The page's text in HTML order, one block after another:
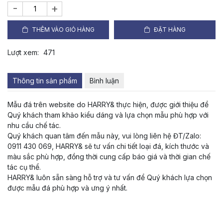
- +
THÊM VÀO GIỎ HÀNG ĐẶT HÀNG
Lượt xem: 471
Thông tin sản phẩm Bình luận
Mẫu đá trên website do HARRY& thực hiện, được giới thiệu để
Quý khách tham khảo kiểu dáng và lựa chọn mẫu phù hợp với
nhu cầu chế tác.
Quý khách quan tâm đến mẫu này, vui lòng liên hệ ĐT/Zalo:
0911 430 069, HARRY& sẽ tư vấn chi tiết loại đá, kích thước và
màu sắc phù hợp, đồng thời cung cấp báo giá và thời gian chế
tác cụ thể.
HARRY& luôn sẵn sàng hỗ trợ và tư vấn để Quý khách lựa chọn
được mẫu đá phù hợp và ưng ý nhất.